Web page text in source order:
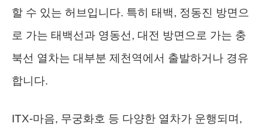
할 수 있는 허브입니다. 특히 태백, 정동진 방면으
로 가는 태백선과 영동선, 대전 방면으로 가는 충
북선 열차는 대부분 제천역에서 출발하거나 경유
합니다.
ITX-마음, 무궁화호 등 다양한 열차가 운행되며,